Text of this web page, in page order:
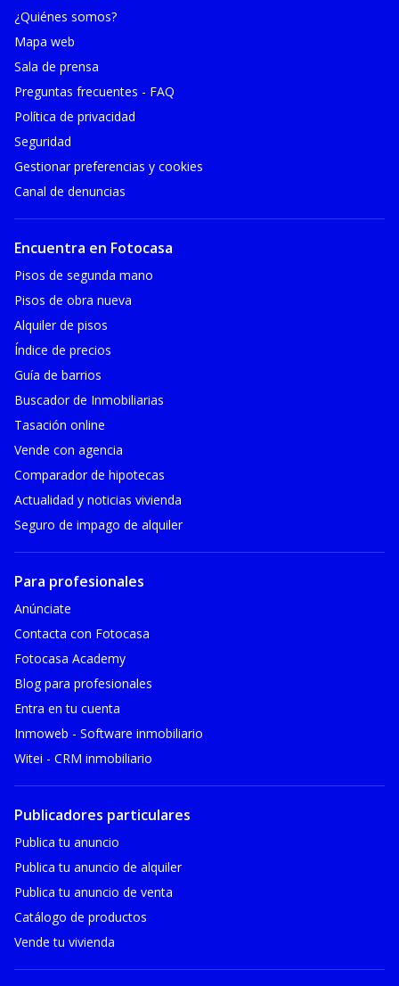
¿Quiénes somos?
Mapa web
Sala de prensa
Preguntas frecuentes - FAQ
Política de privacidad
Seguridad
Gestionar preferencias y cookies
Canal de denuncias
Encuentra en Fotocasa
Pisos de segunda mano
Pisos de obra nueva
Alquiler de pisos
Índice de precios
Guía de barrios
Buscador de Inmobiliarias
Tasación online
Vende con agencia
Comparador de hipotecas
Actualidad y noticias vivienda
Seguro de impago de alquiler
Para profesionales
Anúnciate
Contacta con Fotocasa
Fotocasa Academy
Blog para profesionales
Entra en tu cuenta
Inmoweb - Software inmobiliario
Witei - CRM inmobiliario
Publicadores particulares
Publica tu anuncio
Publica tu anuncio de alquiler
Publica tu anuncio de venta
Catálogo de productos
Vende tu vivienda